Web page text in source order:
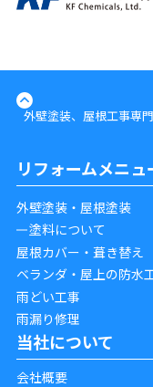
外壁塗装、屋根工事専
リフォームメニュ
外壁塗装・屋根塗装
塗料について
屋根カバー・葺き替え
ベランダ・屋上の防水
雨どい工事
雨漏り修理
当社について
会社概要